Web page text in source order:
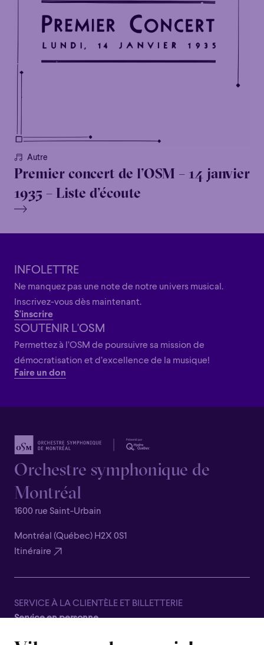
Autre
Premier concert de l’OSM – 14 janvier
1935 – Liste d’écoute
INFOLETTRE
Ne manquez pas une note de notre univers musical.
Inscrivez-vous dès maintenant.
S'inscrire
SOUTENIR L'OSM
Permettez à l’OSM de poursuivre sa mission de
démocratisation et d’excellence de la musique!
Faire un don
Orchestre symphonique de
Montréal
1600 rue Saint-Urbain
Montréal (Québec) H2X 0S1
Itinéraire
SERVICE À LA CLIENTÈLE ET BILLETTERIE
Service en personne